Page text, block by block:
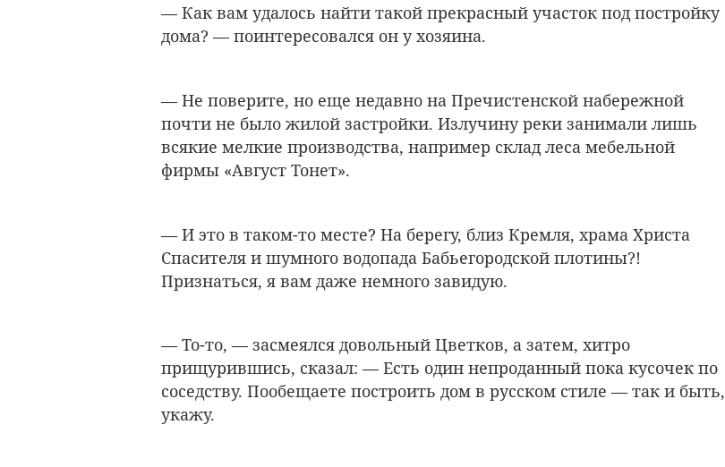
— Как вам удалось найти такой прекрасный участок под постройку
дома? — поинтересовался он у хозяина.
— Не поверите, но еще недавно на Пречистенской набережной
почти не было жилой застройки. Излучину реки занимали лишь
всякие мелкие производства, например склад леса мебельной
фирмы «Август Тонет».
— И это в таком-то месте? На берегу, близ Кремля, храма Христа
Спасителя и шумного водопада Бабьегородской плотины?!
Признаться, я вам даже немного завидую.
— То-то, — засмеялся довольный Цветков, а затем, хитро
прищурившись, сказал: — Есть один непроданный пока кусочек по
соседству. Пообещаете построить дом в русском стиле — так и быть,
укажу.